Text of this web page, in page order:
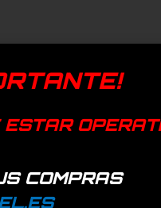
COMPRAS